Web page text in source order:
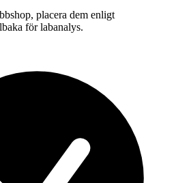
placera dem enligt
för labanalys.